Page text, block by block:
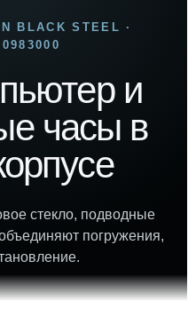
BLACK STEEL ·
и
часы в
стекло, подводные
погружения,